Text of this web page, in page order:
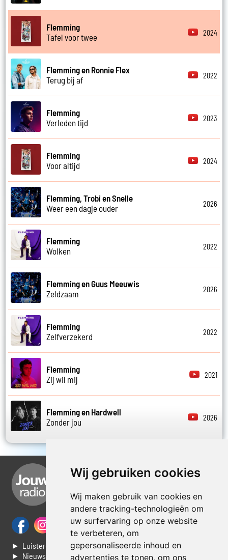
Wij gebruiken cookies
Wij maken gebruik van cookies en
andere tracking-technologieën om
uw surfervaring op onze website
te verbeteren, om
gepersonaliseerde inhoud en
advertenties te tonen, om ons
Flemming
Tafel voor twee
2024
Flemming en Ronnie Flex
Terug bij af
2022
Flemming
Verleden tijd
2023
Flemming
Voor altijd
2024
Flemming, Trobi en Snelle
Weer een dagje ouder
2026
Flemming
Wolken
2022
Flemming en Guus Meeuwis
Zeldzaam
2026
Flemming
Zelfverzekerd
2022
Flemming
Zij wil mij
2021
Flemming en Hardwell
Zonder jou
2026
► Luisteren naar Jouwradio
► Nieuws